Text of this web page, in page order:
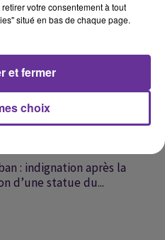
: les négociations, une
: indignation après la
d’une statue du...
votre consentement à tout
situé en bas de chaque page.
choix
et fermer